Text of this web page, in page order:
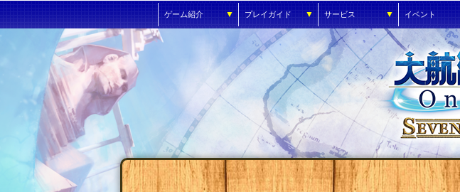
ゲーム紹介 ▼ プレイガイド ▼ サービス ▼ イベント